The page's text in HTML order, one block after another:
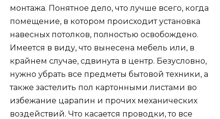
монтажа. Понятное дело, что лучше всего, когда
помещение, в котором происходит установка
навесных потолков, полностью освобождено.
Имеется в виду, что вынесена мебель или, в
крайнем случае, сдвинута в центр. Безусловно,
нужно убрать все предметы бытовой техники, а
также застелить пол картонными листами во
избежание царапин и прочих механических
воздействий. Что касается проводки, то все